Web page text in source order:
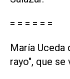
= = = = = =
María Uceda
rayo", que